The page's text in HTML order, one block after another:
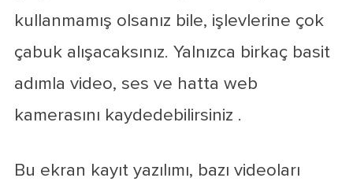
kullanmamış olsanız bile, işlevlerine çok
çabuk alışacaksınız. Yalnızca birkaç basit
adımla video, ses ve hatta web
kamerasını kaydedebilirsiniz .
Bu ekran kayıt yazılımı, bazı videoları